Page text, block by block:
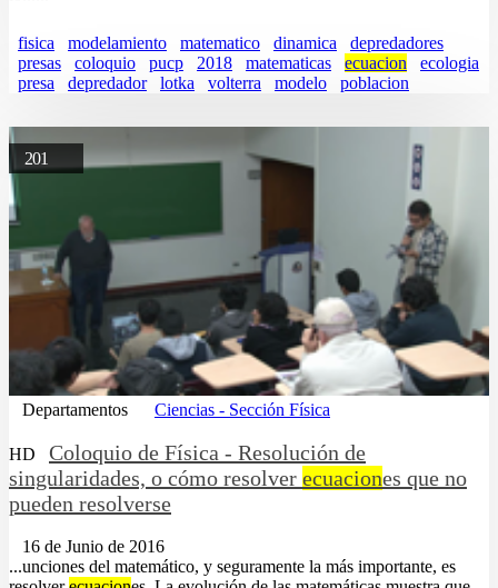
fisica modelamiento matematico dinamica
depredadores
presas
coloquio pucp 2018 matematicas ecuacion
ecologia
presa
depredador lotka volterra modelo poblacion
201
Departamentos Ciencias - Sección Física
HD
Coloquio de Física - Resolución de
singularidades, o cómo resolver ecuaciones que no
pueden resolverse
16 de Junio de 2016
...unciones del matemático, y seguramente la más importante, es